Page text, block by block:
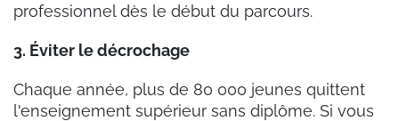
professionnel dès le début du parcours.
3. Éviter le décrochage
Chaque année, plus de 80 000 jeunes quittent
l'enseignement supérieur sans diplôme. Si vous